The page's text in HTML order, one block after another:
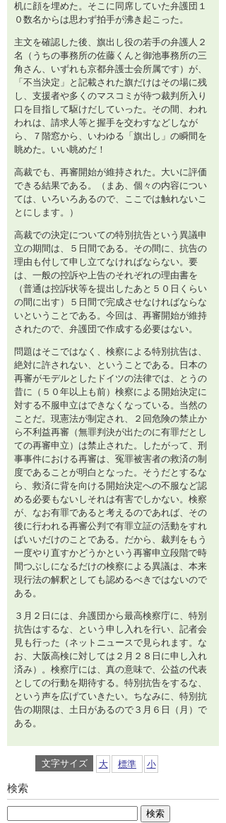
机に顔を埋めた。そこに同席していた弁護団１
０数名からは思わず拍手が沸き起こった。
主文を確認した後、旗出し役の若手の弁護人２
名（うちの事務所の佐藤くんと御池事務所の三
角さん、いずれも京都弁護士会所属です）が、
「不当決定」と記載された旗だけはその場に残
し、支援者や多くのマスコミが待つ裁判所入り
口を目指して駆けだしていった。その間、われ
われは、請求人等と握手を交わすなどしなが
ら、７階窓から、いわゆる「旗出し」の瞬間を
眺めた。いい眺めだ！
高裁でも、再審開始が維持された。大いに評価
できる結果である。（まあ、個々の内容につい
ては、いろいろあるので、ここでは触れないこ
とにします。）
高裁での決定についての特別抗告という異議申
立の期間は、５日間である。その間に、抗告の
理由も付して申し立てなければならない。要
は、一般の控訴や上告のそれぞれの理由書を
（普通は控訴状等を提出したあと５０日くらい
の間に出す）５日間で完成させなければならな
いということである。今回は、再審開始が維持
されたので、弁護団で作成する必要はない。
問題はそこではなく、検察による特別抗告は、
絶対に許されない、ということである。日本の
再審がモデルとしたドイツの法律では、とうの
昔に（５０年以上も前）検察による開始決定に
対する不服申立はできなくなっている。当然の
ことだ。現憲法が制定され、２回危険の禁止か
ら不利益再審（無罪判決が出たのに有罪だとし
ての再審申立）は禁止された。したがって、刑
事事件における再審は、冤罪被害者の救済の制
度であることが明白となった。そうだとするな
ら、救済に背を向ける開始決定への不服など認
める必要もないしそれは有害でしかない。検察
が、なお有罪であると考えるのであれば、その
後に行われる再審公判で有罪立証の活動をすれ
ばいいだけのことである。だから、裁判をもう
一度やり直すかどうかという再審申立段階で時
間つぶしになるだけの検察による異議は、本来
現行法の解釈としても認めるべきではないので
ある。
３月２日には、弁護団から最高検察庁に、特別
抗告はするな、という申し入れを行い、記者会
見も行った（ネットニュースで見られます。な
お、大阪高検に対しては２月２８日に申し入れ
済み）。検察庁には、真の意味で、公益の代表
としての行動を期待する。特別抗告をするな、
という声を広げていきたい。ちなみに、特別抗
告の期限は、土日があるので３月６日（月）で
ある。
文字サイズ 大 標準 小
検索